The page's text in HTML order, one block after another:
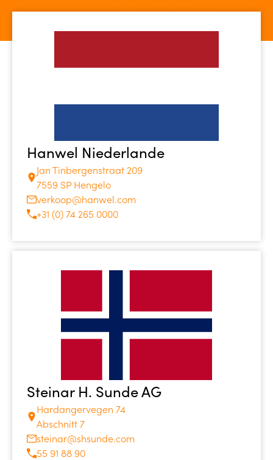
Hanwel Niederlande
Jan Tinbergenstraat 209
7559 SP Hengelo
verkoop@hanwel.com
+31 (0) 74 265 0000
Steinar H. Sunde AG
Hardangervegen 74
Abschnitt 7
steinar@shsunde.com
55 91 88 90